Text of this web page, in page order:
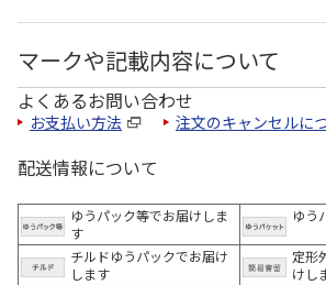
マークや記載内容について
よくあるお問い合わせ
お支払い方法 注文のキャンセルに
配送情報について
ゆうパック等でお届けしま
す
ゆう
チルドゆうパックでお届け
します
定形
けし